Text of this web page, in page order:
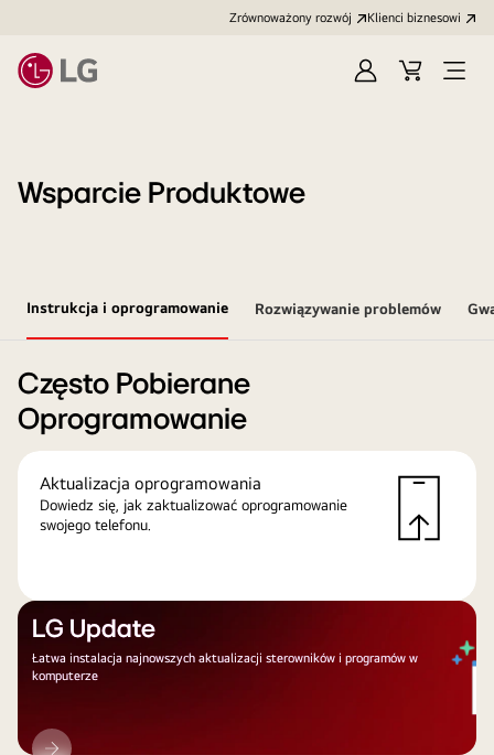
Zrównoważony rozwój Klienci biznesowi
ZalogujKoszyk
Wsparcie Produktowe
Instrukcja i oprogramowanie Rozwiązywanie problemów
Często Pobierane
Oprogramowanie
Aktualizacja oprogramowania
Dowiedz się, jak zaktualizować oprogramowanie
swojego telefonu.
LG Update
Łatwa instalacja najnowszych aktualizacji sterowników i programów w
komputerze
LG